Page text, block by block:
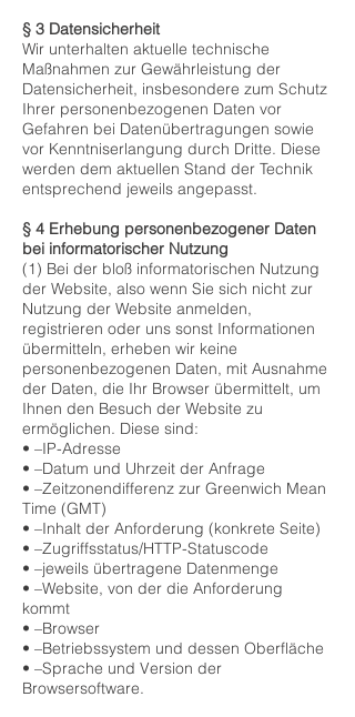
§ 3 Datensicherheit
Wir unterhalten aktuelle technische
Maßnahmen zur Gewährleistung der
Datensicherheit, insbesondere zum Schutz
Ihrer personenbezogenen Daten vor
Gefahren bei Datenübertragungen sowie
vor Kenntniserlangung durch Dritte. Diese
werden dem aktuellen Stand der Technik
entsprechend jeweils angepasst.
§ 4 Erhebung personenbezogener Daten
bei informatorischer Nutzung
(1) Bei der bloß informatorischen Nutzung
der Website, also wenn Sie sich nicht zur
Nutzung der Website anmelden,
registrieren oder uns sonst Informationen
übermitteln, erheben wir keine
personenbezogenen Daten, mit Ausnahme
der Daten, die Ihr Browser übermittelt, um
Ihnen den Besuch der Website zu
ermöglichen. Diese sind:
• –IP-Adresse
• –Datum und Uhrzeit der Anfrage
• –Zeitzonendifferenz zur Greenwich Mean
Time (GMT)
• –Inhalt der Anforderung (konkrete Seite)
• –Zugriffsstatus/HTTP-Statuscode
• –jeweils übertragene Datenmenge
• –Website, von der die Anforderung
kommt
• –Browser
• –Betriebssystem und dessen Oberfläche
• –Sprache und Version der
Browsersoftware.